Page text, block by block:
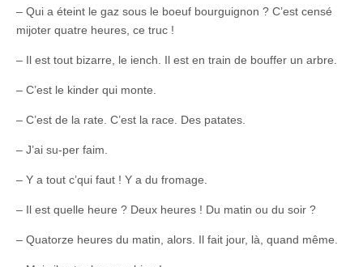
– Qui a éteint le gaz sous le boeuf bourguignon ? C’est censé
mijoter quatre heures, ce truc !
– Il est tout bizarre, le iench. Il est en train de bouffer un arbre.
– C’est le kinder qui monte.
– C’est de la rate. C’est la race. Des patates.
– J’ai su-per faim.
– Y a tout c’qui faut ! Y a du fromage.
– Il est quelle heure ? Deux heures ! Du matin ou du soir ?
– Quatorze heures du matin, alors. Il fait jour, là, quand même.